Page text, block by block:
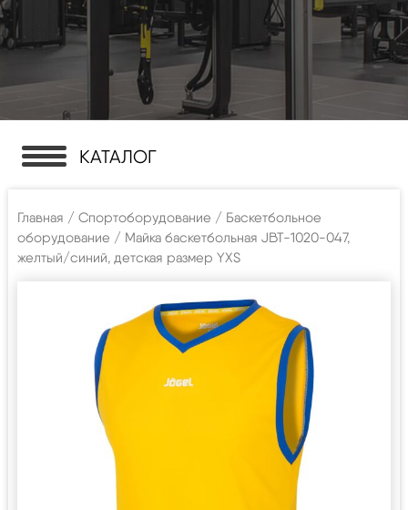
КАТАЛОГ
Главная / Спортоборудование / Баскетбольное
оборудование / Майка баскетбольная JBT-1020-047,
желтый/синий, детская размер YXS